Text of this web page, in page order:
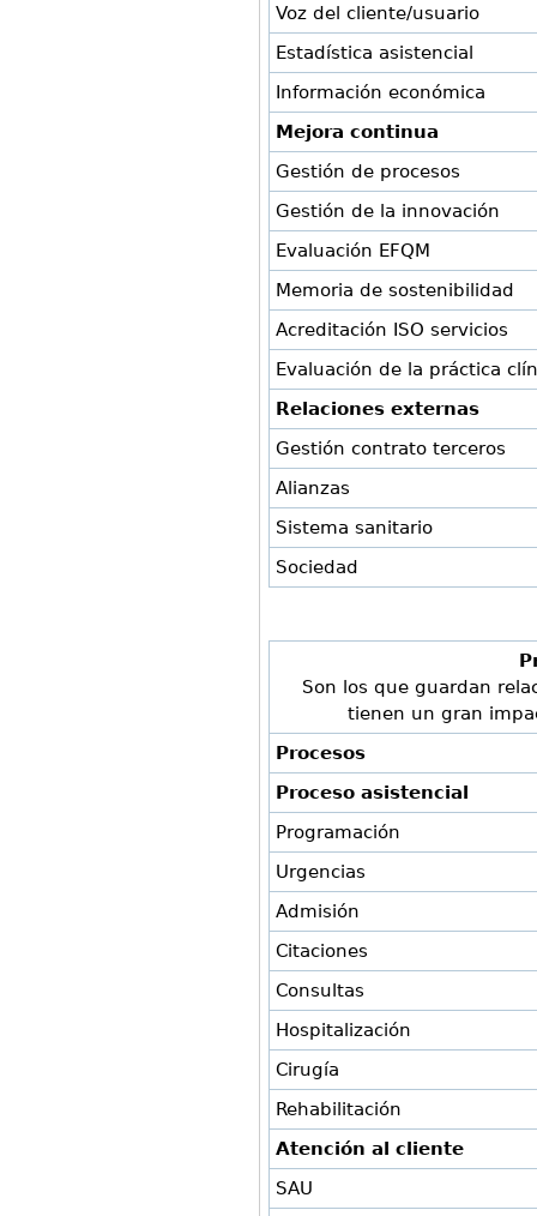
Voz del cliente/usuario
Estadística asistencial
Información económica
Mejora continua
Gestión de procesos
Gestión de la innovación
Evaluación EFQM
Memoria de sostenibilidad
Acreditación ISO servicios
Evaluación de la práctica
Relaciones externas
Gestión contrato terceros
Alianzas
Sistema sanitario
Sociedad
Son los que guardan
tienen un gran
Procesos
Proceso asistencial
Programación
Urgencias
Admisión
Citaciones
Consultas
Hospitalización
Cirugía
Rehabilitación
Atención al cliente
SAU